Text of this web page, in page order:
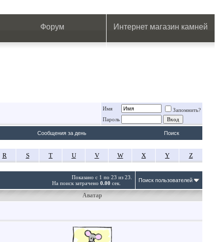
Форум Интернет магазин камней
Имя
Запомнить?
Пароль
Сообщения за день Поиск
R S T U V W X Y Z
Показано с 1 по 23 из 23.
На поиск затрачено 0.00 сек. Поиск пользователей
Аватар